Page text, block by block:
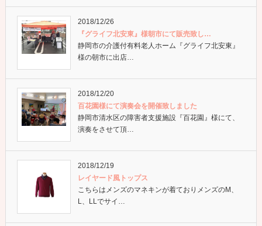
2018/12/26
『グライフ北安東』様朝市にて販売致し…
静岡市の介護付有料老人ホーム『グライフ北安東』
様の朝市に出店…
2018/12/20
百花園様にて演奏会を開催致しました
静岡市清水区の障害者支援施設『百花園』様にて、
演奏をさせて頂…
2018/12/19
レイヤード風トップス
こちらはメンズのマネキンが着ておりメンズのM、
L、LLでサイ…